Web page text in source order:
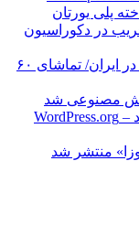
پلی یورتان
در دکوراسیون
«بارش شهابی برساوشی» اواخر مرداد در ایران/ تماشای ۶۰
مصنوعی شد
وردپرس فارسی نگارش ۷.۰ منتشر شد – WordPress.org
منتشر شد